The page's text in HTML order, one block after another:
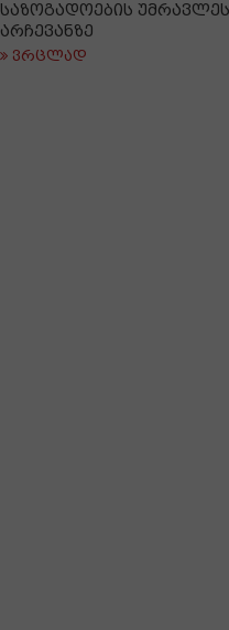
საზოგადოების
არჩევანზე
ვრცლად